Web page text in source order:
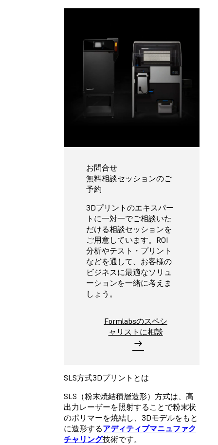
お問合せ
無料相談セッションのご
予約
3Dプリントのエキスパー
トに一対一でご相談いた
だける相談セッションを
ご用意しています。ROI
分析やテスト・プリント
などを通して、お客様の
ビジネスに最適なソリュ
ーションを一緒に考えま
しょう。
Formlabsのスペシ
ャリストに相談
SLS方式3Dプリントとは
SLS（粉末焼結積層造形）方式は、高
出力レーザーを照射することで粉末状
のポリマーを焼結し、3Dモデルをもと
に造形するアディティブマニュファク
チャリング技術です。